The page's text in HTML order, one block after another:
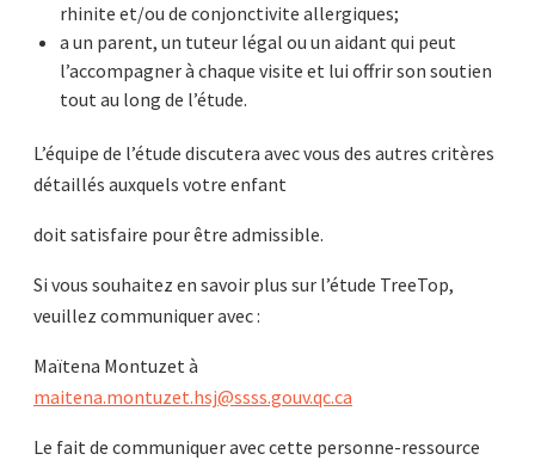
rhinite et/ou de conjonctivite allergiques;
a un parent, un tuteur légal ou un aidant qui peut
l’accompagner à chaque visite et lui offrir son soutien
tout au long de l’étude.
L’équipe de l’étude discutera avec vous des autres critères
détaillés auxquels votre enfant
doit satisfaire pour être admissible.
Si vous souhaitez en savoir plus sur l’étude TreeTop,
veuillez communiquer avec :
Maïtena Montuzet à
maitena.montuzet.hsj@ssss.gouv.qc.ca
Le fait de communiquer avec cette personne-ressource